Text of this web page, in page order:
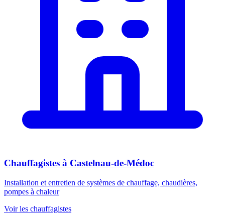
Chauffagistes à Castelnau-de-Médoc
Installation et entretien de systèmes de chauffage, chaudières,
pompes à chaleur
Voir les chauffagistes